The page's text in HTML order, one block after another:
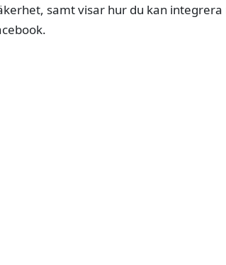
samt visar hur du kan